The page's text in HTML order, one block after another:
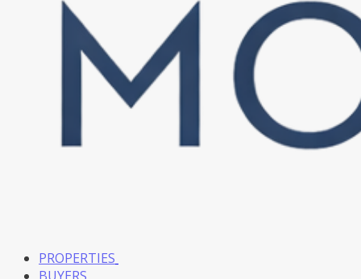
PROPERTIES